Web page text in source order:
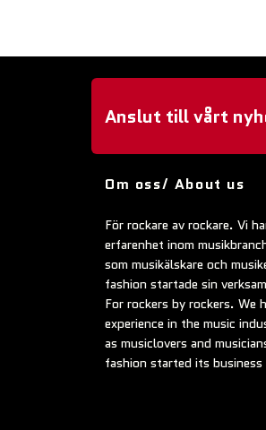
Anslut till vårt
Om oss/ About us
För rockare av rockare. Vi
erfarenhet inom
som musikälskare och
fashion startade sin
For rockers by rockers. We
experience in the music
as musiclovers and
fashion started its